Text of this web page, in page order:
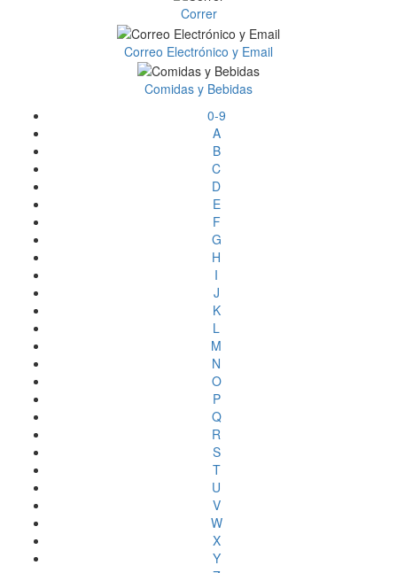
Correr
Correo Electrónico y Email
Comidas y Bebidas
0-9
A
B
C
D
E
F
G
H
I
J
K
L
M
N
O
P
Q
R
S
T
U
V
W
X
Y